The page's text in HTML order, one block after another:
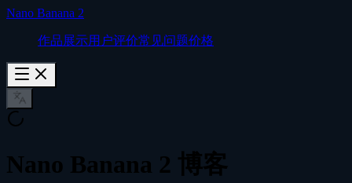
Nano Banana 2
作品展示用户评价常见问题价格
Nano Banana 2 博客